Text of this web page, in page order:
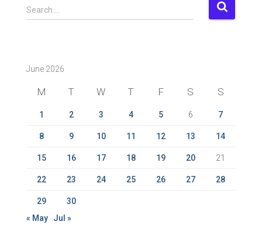
S
e
h
Search …
June 2026
M T W T F S S
1 2 3 4 5 6 7
8 9 10 11 12 13 14
15 16 17 18 19 20 21
22 23 24 25 26 27 28
29
30
« May
Jul »